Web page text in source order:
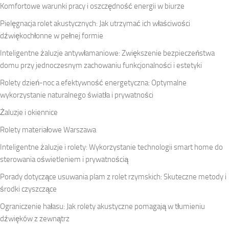
Komfortowe warunki pracy i oszczędność energii w biurze
Pielęgnacja rolet akustycznych: Jak utrzymać ich właściwości
dźwiękochłonne w pełnej formie
Inteligentne żaluzje antywłamaniowe: Zwiększenie bezpieczeństwa
domu przy jednoczesnym zachowaniu funkcjonalności i estetyki
Rolety dzień-noc a efektywność energetyczna: Optymalne
wykorzystanie naturalnego światła i prywatności
Żaluzje i okiennice
Rolety materiałowe Warszawa
Inteligentne żaluzje i rolety: Wykorzystanie technologii smart home do
sterowania oświetleniem i prywatnością
Porady dotyczące usuwania plam z rolet rzymskich: Skuteczne metody i
środki czyszczące
Ograniczenie hałasu: Jak rolety akustyczne pomagają w tłumieniu
dźwięków z zewnątrz